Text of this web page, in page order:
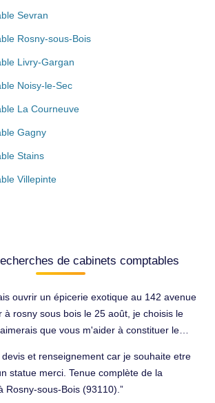
Sevran
Rosny-sous-Bois
Livry-Gargan
Noisy-le-Sec
La Courneuve
Gagny
Stains
Villepinte
de cabinets comptables
ouvrir un épicerie exotique au 142 avenue
à rosny sous bois le 25 août, je choisis le
que vous m'aider à constituer le
complète de la comptabilité à Rosny-
et renseignement car je souhaite etre
statue merci. Tenue complète de la
Rosny-sous-Bois (93110).